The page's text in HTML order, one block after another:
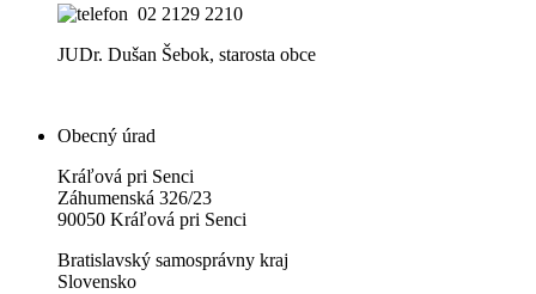
02 2129 2210
JUDr. Dušan Šebok, starosta obce
Obecný úrad
Kráľová pri Senci
Záhumenská 326/23
90050 Kráľová pri Senci
Bratislavský samosprávny kraj
Slovensko